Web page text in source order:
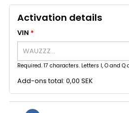
Activation details
VIN *
Required. 17 characters. Letters I, O and
Add-ons total: 0,00 SEK